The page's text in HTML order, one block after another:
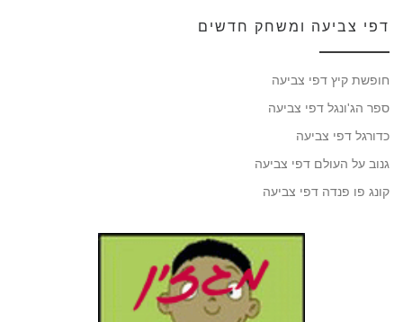
דפי צביעה ומשחק חדשים
חופשת קיץ דפי צביעה
ספר הג'ונגל דפי צביעה
כדורגל דפי צביעה
גנוב על העולם דפי צביעה
קונג פו פנדה דפי צביעה